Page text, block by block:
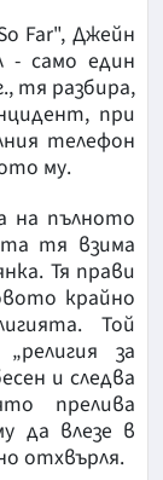
Far", Джейн
- само един
тя разбира,
при
телефон
му.
на пълното
тя взима
Тя прави
крайно
Той
за
и следва
прелива
да влезе в
отхвърля.